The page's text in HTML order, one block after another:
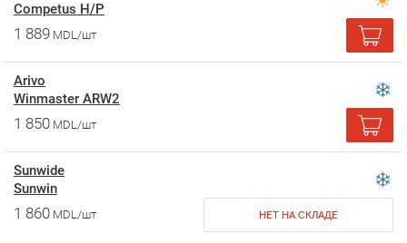
Competus H/P
1 889 MDL/шт
Arivo
Winmaster ARW2
1 850 MDL/шт
Sunwide
Sunwin
1 860 MDL/шт НЕТ НА СКЛАДЕ